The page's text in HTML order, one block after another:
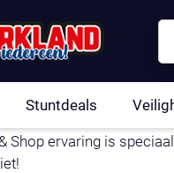
Stuntdeals
&
Shop ervaring is